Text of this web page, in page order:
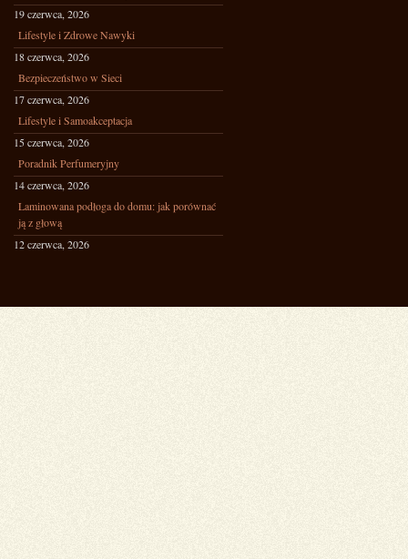
19 czerwca, 2026
Lifestyle i Zdrowe Nawyki
18 czerwca, 2026
Bezpieczeństwo w Sieci
17 czerwca, 2026
Lifestyle i Samoakceptacja
15 czerwca, 2026
Poradnik Perfumeryjny
14 czerwca, 2026
Laminowana podłoga do domu: jak porównać
ją z głową
12 czerwca, 2026